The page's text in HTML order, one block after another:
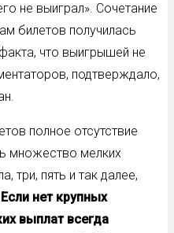
не выиграл». Сочетание
билетов получилась
что выигрышей не
подтверждало,
полное отсутствие
множество мелких
три, пять и так далее,
Если нет крупных
выплат всегда